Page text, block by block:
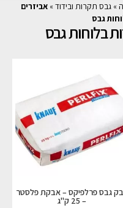
»גבס תקרות ובידוד»אביזרים
גבס
בלוחות גבס
גבס פרלפיקס – אבקת פלסטר
– 25 ק"ג